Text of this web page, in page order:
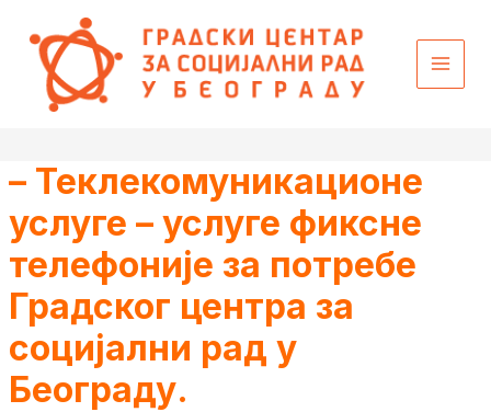
садржај
– Теклекомуникационе
услуге – услуге фиксне
телефоније за потребе
Градског центра за
социјални рад у
Београду.